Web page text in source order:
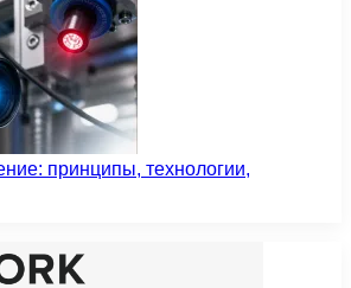
принципы, технологии,